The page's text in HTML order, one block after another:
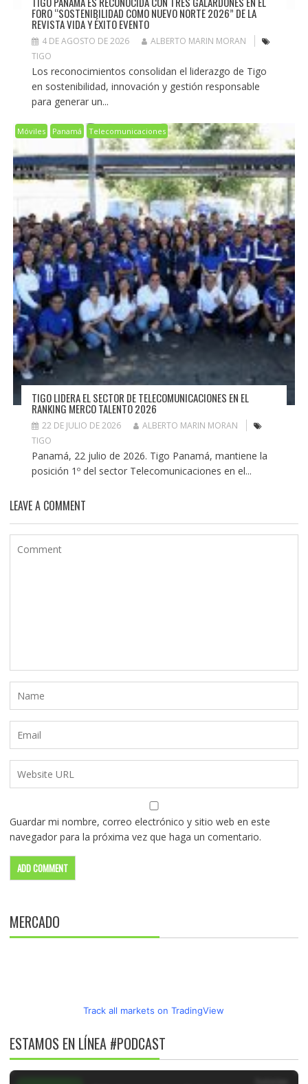
FORO “SOSTENIBILIDAD COMO NUEVO NORTE 2026” DE LA
REVISTA VIDA Y ÉXITO EVENTO
4 DE AGOSTO DE 2026
ALBERTO MARIN MORAN
TIGO
Los reconocimientos consolidan el liderazgo de Tigo
en sostenibilidad, innovación y gestión responsable
para generar un...
Móviles Panamá Telecomunicaciones
TIGO LIDERA EL SECTOR DE TELECOMUNICACIONES EN EL
RANKING MERCO TALENTO 2026
22 DE JULIO DE 2026
ALBERTO MARIN MORAN
TIGO
Panamá, 22 julio de 2026. Tigo Panamá, mantiene la
posición 1º del sector Telecomunicaciones en el...
LEAVE A COMMENT
Guardar mi nombre, correo electrónico y sitio web en este
navegador para la próxima vez que haga un comentario.
MERCADO
Track all markets on TradingView
ESTAMOS EN LÍNEA #PODCAST